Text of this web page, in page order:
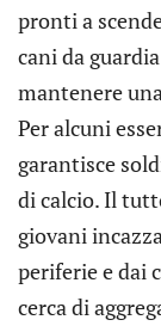
pronti a
cani da
mantenere
Per alcuni
garantisce
di calcio. Il
giovani
periferie e dai
cerca di